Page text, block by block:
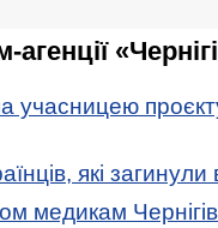
учасницею
які загинули
медикам